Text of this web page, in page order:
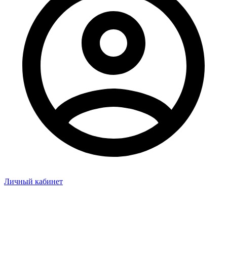
Личный кабинет